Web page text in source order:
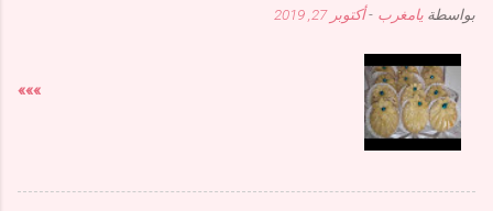
بواسطة يامغرب -أكتوبر 27, 2019
»»»